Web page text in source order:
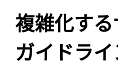
複雑化す
ガイドラ